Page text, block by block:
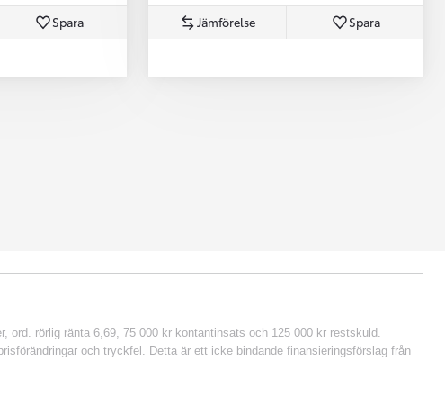
Spara Jämförelse Spara
ord. rörlig ränta 6,69, 75 000 kr kontantinsats och 125 000 kr restskuld.
och tryckfel. Detta är ett icke bindande finansieringsförslag från